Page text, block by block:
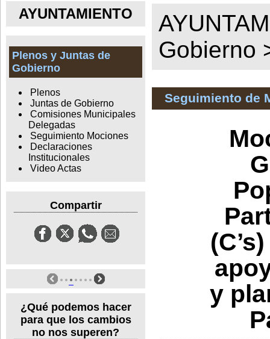
AYUNTAMIENTO
Plenos y Juntas de
Gobierno
Plenos
Juntas de Gobierno
Comisiones Municipales
Delegadas
Seguimiento Mociones
Declaraciones
Institucionales
Video Actas
Compartir
¿Qué podemos hacer
para que los cambios
no nos superen?
Gobierno
Seguimiento de
y